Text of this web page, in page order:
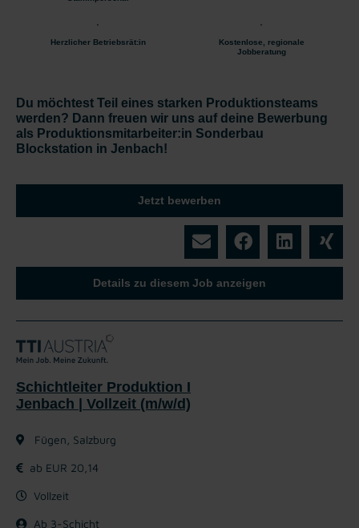
Herzlicher Betriebsrät:in
Kostenlose, regionale
Jobberatung
Du möchtest Teil eines starken Produktionsteams
werden? Dann freuen wir uns auf deine Bewerbung
als Produktionsmitarbeiter:in Sonderbau
Blockstation in Jenbach!
Jetzt bewerben
Details zu diesem Job anzeigen
Schichtleiter Produktion I
Jenbach | Vollzeit (m/w/d)
Fügen, Salzburg
ab EUR 20,14
Vollzeit
Ab 3-Schicht